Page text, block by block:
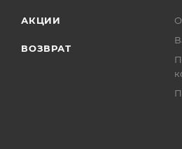
АКЦИИ
ВОЗВРАТ